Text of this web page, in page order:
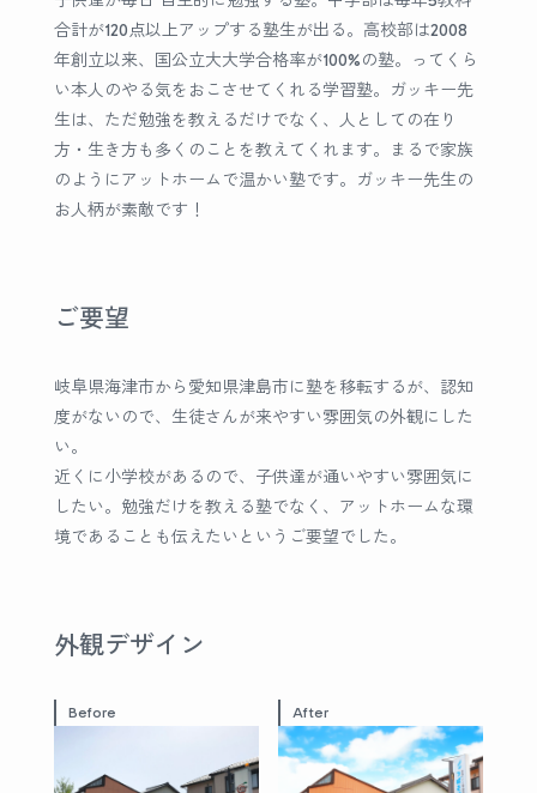
合計が120点以上アップする塾生が出る。高校部は2008
年創立以来、国公立大大学合格率が100%の塾。ってくら
い本人のやる気をおこさせてくれる学習塾。ガッキー先
生は、ただ勉強を教えるだけでなく、人としての在り
方・生き方も多くのことを教えてくれます。まるで家族
のようにアットホームで温かい塾です。ガッキー先生の
お人柄が素敵です！
ご要望
岐阜県海津市から愛知県津島市に塾を移転するが、認知
度がないので、生徒さんが来やすい雰囲気の外観にした
い。
近くに小学校があるので、子供達が通いやすい雰囲気に
したい。勉強だけを教える塾でなく、アットホームな環
境であることも伝えたいというご要望でした。
外観デザイン
Before After